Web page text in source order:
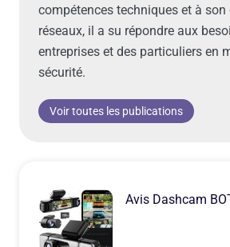
compétences techniques et à son
réseaux, il a su répondre aux
entreprises et des particuliers en
sécurité.
Voir toutes les publications
Avis Dashcam